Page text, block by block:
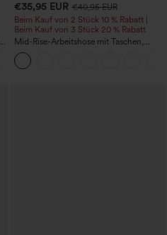
€35,95 EUR €40,95 EUR
Beim Kauf von 2 Stück 10 % Rabatt |
Beim Kauf von 3 Stück 20 % Rabatt
Mid-Rise-Arbeitshose mit Taschen,
Barrel-Leg und weiter Passform